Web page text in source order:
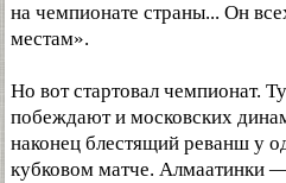
на чемпионате страны... Он
местам».
Но вот стартовал чемпионат.
побеждают и московских
наконец блестящий реванш у
кубковом матче. Алмаатинки